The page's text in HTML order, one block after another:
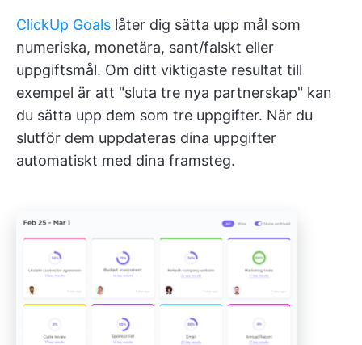
ClickUp Goals låter dig sätta upp mål som
numeriska, monetära, sant/falskt eller
uppgiftsmål. Om ditt viktigaste resultat till
exempel är att "sluta tre nya partnerskap" kan
du sätta upp dem som tre uppgifter. När du
slutför dem uppdateras dina uppgifter
automatiskt med dina framsteg.